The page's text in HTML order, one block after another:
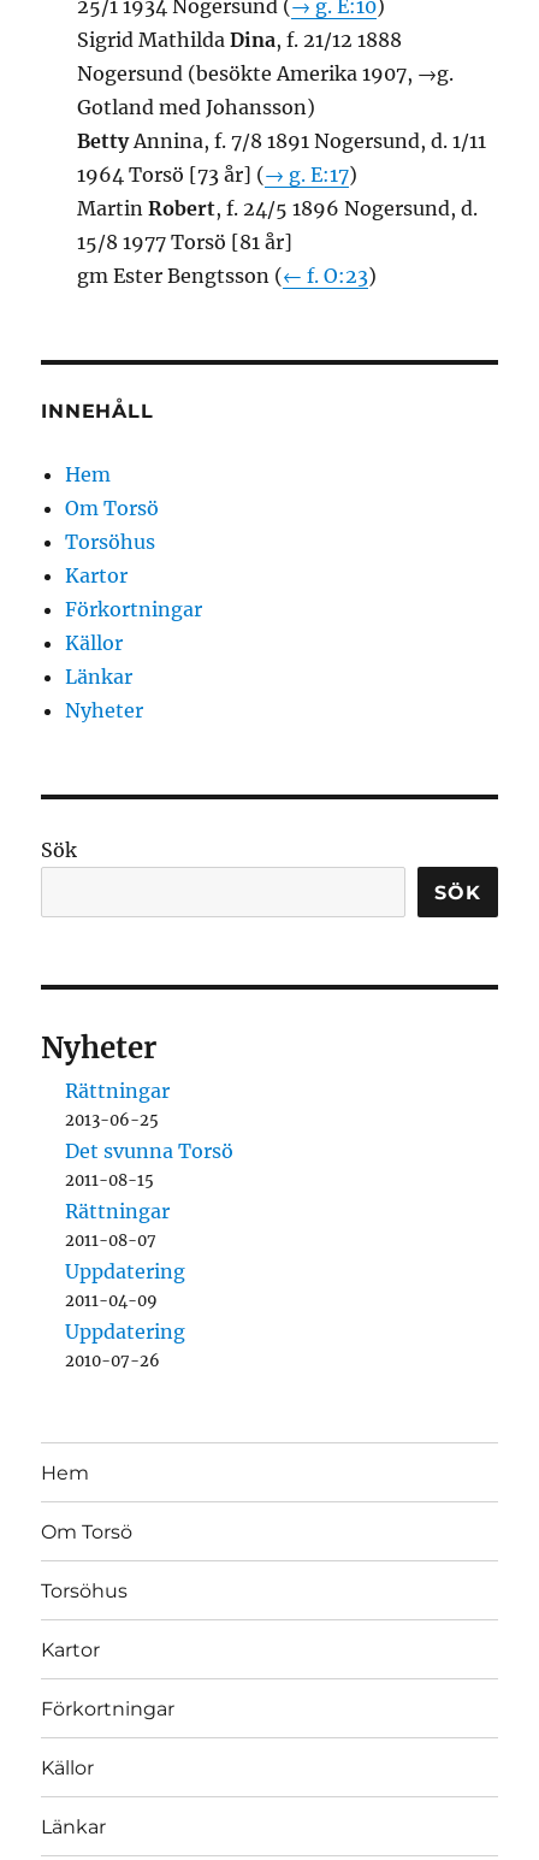
25/1 1934 Nogersund (→ g. E:10)
Sigrid MathildaDina, f. 21/12 1888
Nogersund (besökte Amerika 1907, →g.
Gotland med Johansson)
BettyAnnina, f. 7/8 1891 Nogersund, d. 1/11
1964 Torsö [73 år] (→ g. E:17)
MartinRobert, f. 24/5 1896 Nogersund, d.
15/8 1977 Torsö [81 år]
gm Ester Bengtsson (← f. O:23)
INNEHÅLL
Hem
Om Torsö
Torsöhus
Kartor
Förkortningar
Källor
Länkar
Nyheter
Sök
SÖK
Nyheter
Rättningar
2013-06-25
Det svunna Torsö
2011-08-15
Rättningar
2011-08-07
Uppdatering
2011-04-09
Uppdatering
2010-07-26
Hem
Om Torsö
Torsöhus
Kartor
Förkortningar
Källor
Länkar